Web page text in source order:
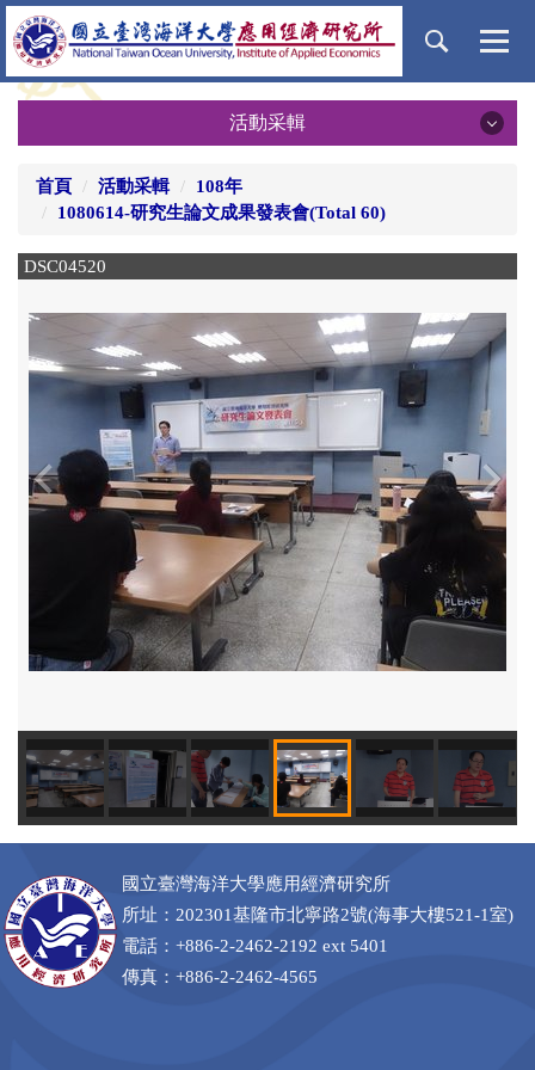
跳
到
主
要
容
活動采輯
114年
111年
110年
首頁 活動采輯
108年
1080614-研究生論文成果發表會(Total 60)
‹ ›
DSC04520
國立臺灣海洋大學應用經濟研究所
所址：202301基隆市北寧路2號(海事大樓521-1室)
電話：+886-2-2462-2192 ext 5401
傳真：+886-2-2462-4565